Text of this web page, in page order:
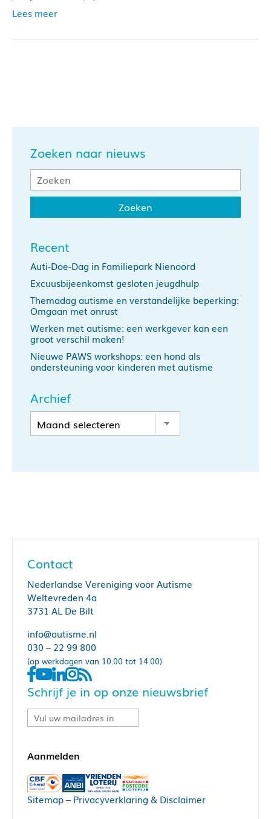
Lees meer
Zoeken naar nieuws
Recent
Auti-Doe-Dag in Familiepark Nienoord
Excuusbijeenkomst gesloten jeugdhulp
Themadag autisme en verstandelijke beperking:
Omgaan met onrust
Werken met autisme: een werkgever kan een
groot verschil maken!
Nieuwe PAWS workshops: een hond als
ondersteuning voor kinderen met autisme
Archief
Contact
Nederlandse Vereniging voor Autisme
Weltevreden 4a
3731 AL De Bilt
info@autisme.nl
030 – 22 99 800
(op werkdagen van 10.00 tot 14.00)
Schrijf je in op onze nieuwsbrief
Sitemap– Privacyverklaring & Disclaimer